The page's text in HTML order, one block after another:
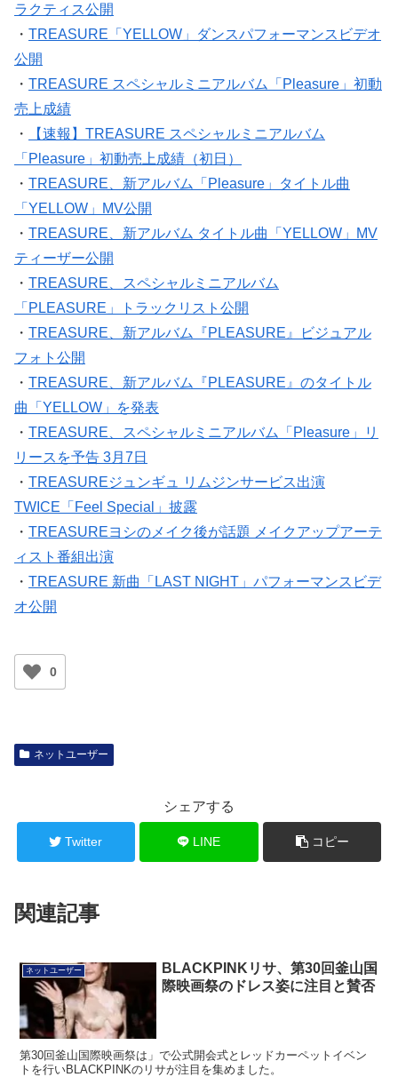
ラクティス公開
・ TREASURE「YELLOW」ダンスパフォーマンスビデオ
公開
・ TREASURE スペシャルミニアルバム「Pleasure」初動
売上成績
・
【速報】TREASURE スペシャルミニアルバム
「Pleasure」初動売上成績（初日）
・ TREASURE、新アルバム「Pleasure」タイトル曲
「YELLOW」MV公開
・ TREASURE、新アルバム タイトル曲「YELLOW」MV
ティーザー公開
・ TREASURE、スペシャルミニアルバム
「PLEASURE」トラックリスト公開
・ TREASURE、新アルバム『PLEASURE』ビジュアル
フォト公開
・ TREASURE、新アルバム『PLEASURE』のタイトル
曲「YELLOW」を発表
・ TREASURE、スペシャルミニアルバム「Pleasure」リ
リースを予告 3月7日
・ TREASUREジュンギュ リムジンサービス出演
TWICE「Feel Special」披露
・ TREASUREヨシのメイク後が話題 メイクアップアーテ
ィスト番組出演
・ TREASURE 新曲「LAST NIGHT」パフォーマンスビデ
オ公開
0
ネットユーザー
シェアする
Twitter LINE コピー
関連記事
ネットユーザー
BLACKPINKリサ、第30回釜山国
際映画祭のドレス姿に注目と賛否
第30回釜山国際映画祭は」で公式開会式とレッドカーペットイベン
トを行いBLACKPINKのリサが注目を集めました。